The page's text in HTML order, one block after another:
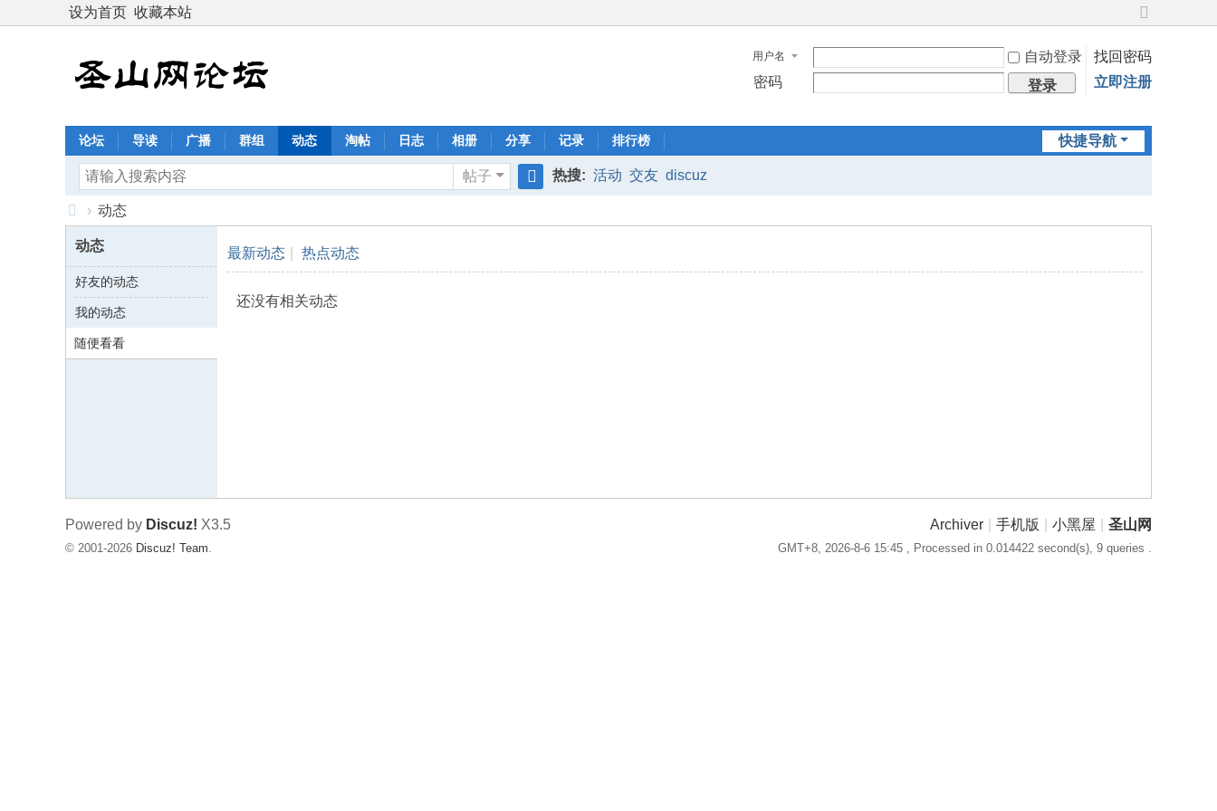
设为首页 收藏本站
切
换
到
宽
版
用户名 自动登录
找回密码
密码
登录 立即注册
快捷导航
论坛 导读 广播 群组 动态 淘帖 日志 相册 分享 记录 排行榜
帖子
索
热搜: 活动 交友 discuz
圣
山
网
论
坛
的
异
象
› 动态
动态
好友的动态
我的动态
随便看看
最新动态 热点动态
还没有相关动态
Archiver 手机版 小黑屋 圣山网
GMT+8, 2026-8-6 15:45 , Processed in 0.014422 second(s), 9 queries .
Powered by Discuz! X3.5
© 2001-2026 Discuz! Team.